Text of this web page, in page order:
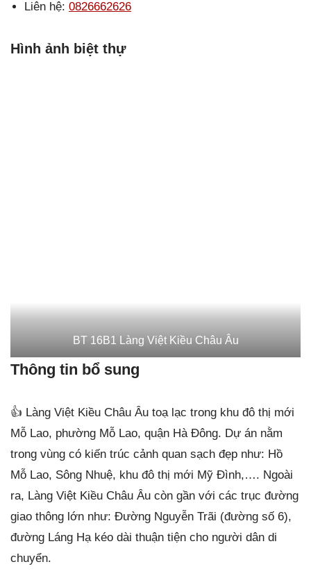
Liên hệ: 0826662626
Hình ảnh biệt thự
BT 16B1 Làng Việt Kiều Châu Âu
Thông tin bổ sung
👍 Làng Việt Kiều Châu Âu toạ lạc trong khu đô thị mới
Mỗ Lao, phường Mỗ Lao, quận Hà Đông. Dự án nằm
trong vùng có kiến trúc cảnh quan sạch đẹp như: Hồ
Mỗ Lao, Sông Nhuệ, khu đô thị mới Mỹ Đình,…. Ngoài
ra, Làng Việt Kiều Châu Âu còn gần với các trục đường
giao thông lớn như: Đường Nguyễn Trãi (đường số 6),
đường Láng Hạ kéo dài thuận tiện cho người dân di
chuyển.